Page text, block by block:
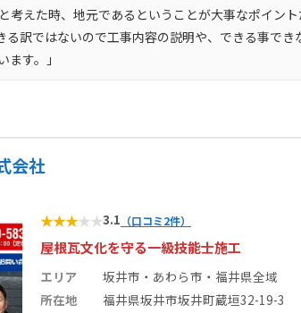
考えた時、地元であるということが大事なポイン
訳ではないので工事内容の説明や、できる事でき
す。」
会社
★★★★★3.1 （口コミ2件）
屋根瓦文化を守る一級技能士施工
エリア
坂井市・あわら市・福井県全域
所在地
福井県坂井市坂井町蔵垣32-19-3